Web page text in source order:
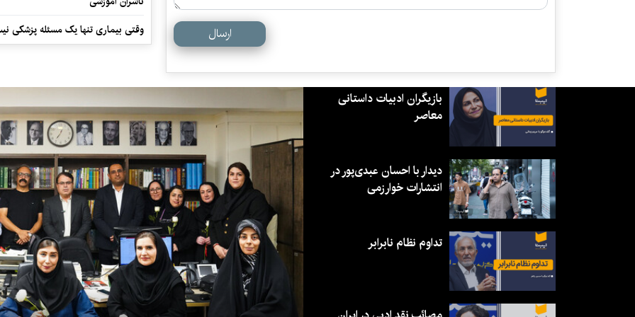
ارسال
وقتی بیماری تنها یک مسئله پزشکی
بازیگران ادبیات داستانی
معاصر
دیدار با احسان عبدی‌پور در
انتشارات خوارزمی
تداوم نظام نابرابر